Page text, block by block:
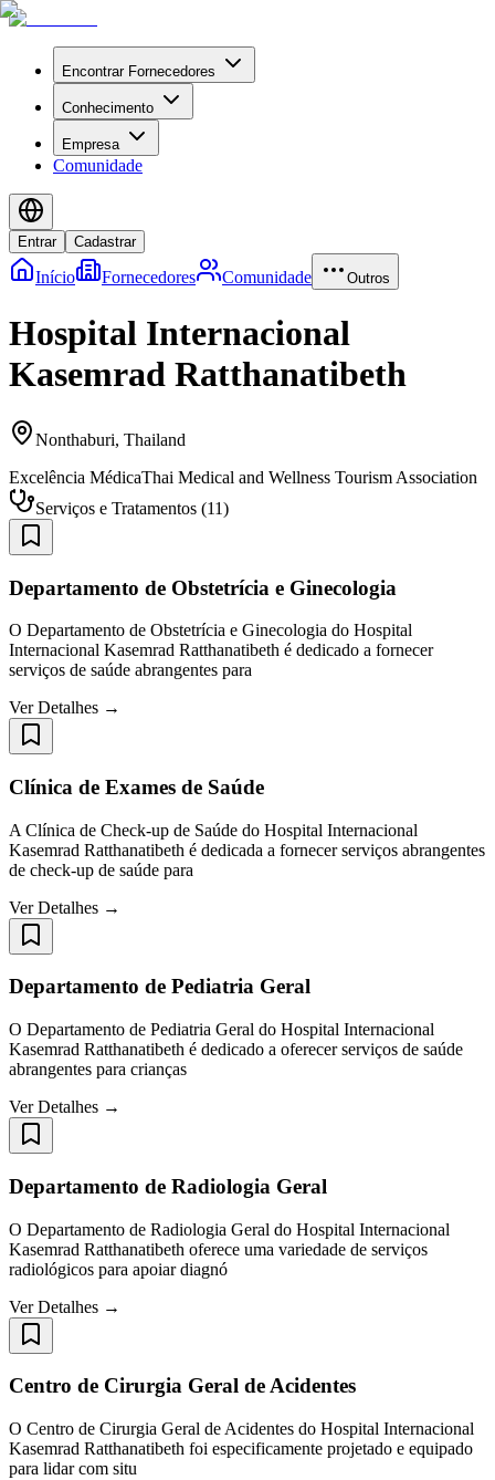
Encontrar Fornecedores
Conhecimento
Empresa
Comunidade
Entrar Cadastrar
Início Fornecedores Comunidade Outros
Hospital Internacional
Kasemrad Ratthanatibeth
Nonthaburi, Thailand
Excelência MédicaThai Medical and Wellness Tourism Association
Serviços e Tratamentos (11)
Departamento de Obstetrícia e Ginecologia
O Departamento de Obstetrícia e Ginecologia do Hospital
Internacional Kasemrad Ratthanatibeth é dedicado a fornecer
serviços de saúde abrangentes para
Ver Detalhes →
Clínica de Exames de Saúde
A Clínica de Check-up de Saúde do Hospital Internacional
Kasemrad Ratthanatibeth é dedicada a fornecer serviços abrangentes
de check-up de saúde para
Ver Detalhes →
Departamento de Pediatria Geral
O Departamento de Pediatria Geral do Hospital Internacional
Kasemrad Ratthanatibeth é dedicado a oferecer serviços de saúde
abrangentes para crianças
Ver Detalhes →
Departamento de Radiologia Geral
O Departamento de Radiologia Geral do Hospital Internacional
Kasemrad Ratthanatibeth oferece uma variedade de serviços
radiológicos para apoiar diagnó
Ver Detalhes →
Centro de Cirurgia Geral de Acidentes
O Centro de Cirurgia Geral de Acidentes do Hospital Internacional
Kasemrad Ratthanatibeth foi especificamente projetado e equipado
para lidar com situ